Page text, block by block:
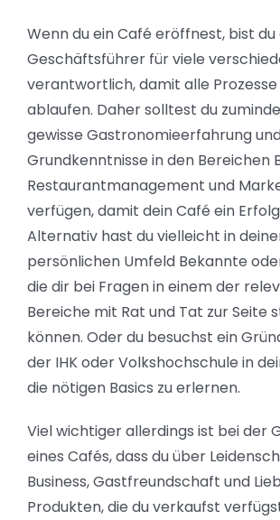
Wenn du ein Café eröffnest, bist du
Geschäftsführer für viele
verantwortlich, damit alle
ablaufen. Daher solltest du
gewisse Gastronomieerfahrung
Grundkenntnisse in den Bereichen
Restaurantmanagement und
verfügen, damit dein Café ein
Alternativ hast du vielleicht in
persönlichen Umfeld Bekannte
die dir bei Fragen in einem der
Bereiche mit Rat und Tat zur Seite
können. Oder du besuchst ein
der IHK oder Volkshochschule in
die nötigen Basics zu erlernen.
Viel wichtiger allerdings ist bei der
eines Cafés, dass du über
Business, Gastfreundschaft und
Produkten, die du verkaufst